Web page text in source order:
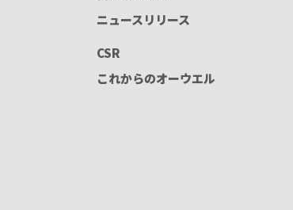
ニュースリリース
CSR
これからのオーウエル